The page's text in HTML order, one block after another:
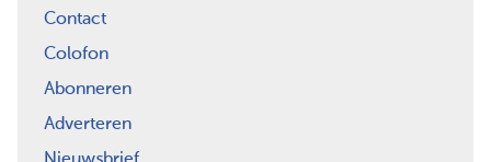
Contact
Colofon
Abonneren
Adverteren